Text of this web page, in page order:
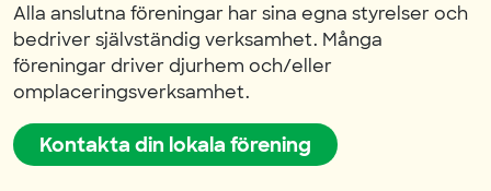
Alla anslutna föreningar har sina egna styrelser och
bedriver självständig verksamhet. Många
föreningar driver djurhem och/eller
omplaceringsverksamhet.
Kontakta din lokala förening